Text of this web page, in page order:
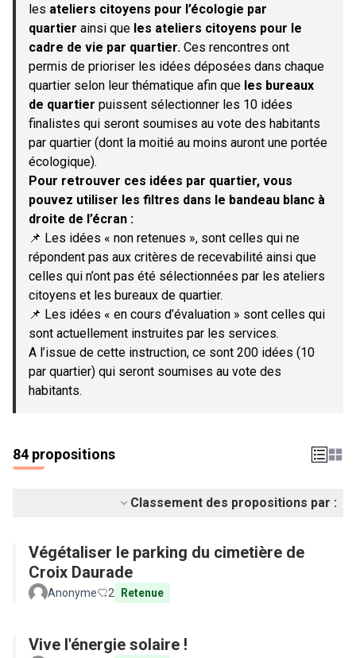
les ateliers citoyens pour l’écologie par
quartier ainsi que les ateliers citoyens pour le
cadre de vie par quartier. Ces rencontres ont
permis de prioriser les idées déposées dans chaque
quartier selon leur thématique afin que les bureaux
de quartier puissent sélectionner les 10 idées
finalistes qui seront soumises au vote des habitants
par quartier (dont la moitié au moins auront une portée
écologique).
Pour retrouver ces idées par quartier, vous
pouvez utiliser les filtres dans le bandeau blanc à
droite de l’écran :
📌 Les idées « non retenues », sont celles qui ne
répondent pas aux critères de recevabilité ainsi que
celles qui n’ont pas été sélectionnées par les ateliers
citoyens et les bureaux de quartier.
📌 Les idées « en cours d’évaluation » sont celles qui
sont actuellement instruites par les services.
A l’issue de cette instruction, ce sont 200 idées (10
par quartier) qui seront soumises au vote des
habitants.
84 propositions
Classement des propositions par :
Végétaliser le parking du cimetière de
Croix Daurade
Anonyme 2 Retenue
Vive l'énergie solaire !